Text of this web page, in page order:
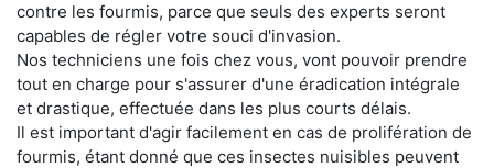
contre les fourmis, parce que seuls des experts seront
capables de régler votre souci d'invasion.
Nos techniciens une fois chez vous, vont pouvoir prendre
tout en charge pour s'assurer d'une éradication intégrale
et drastique, effectuée dans les plus courts délais.
Il est important d'agir facilement en cas de prolifération de
fourmis, étant donné que ces insectes nuisibles peuvent